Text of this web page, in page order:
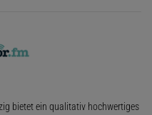
bietet ein qualitativ hochwertiges